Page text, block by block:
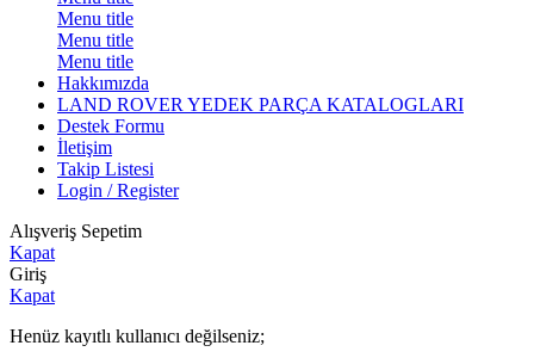
Menu title
Menu title
Menu title
Hakkımızda
LAND ROVER YEDEK PARÇA KATALOGLARI
Destek Formu
İletişim
Takip Listesi
Login / Register
Alışveriş Sepetim
Kapat
Giriş
Kapat
Henüz kayıtlı kullanıcı değilseniz;